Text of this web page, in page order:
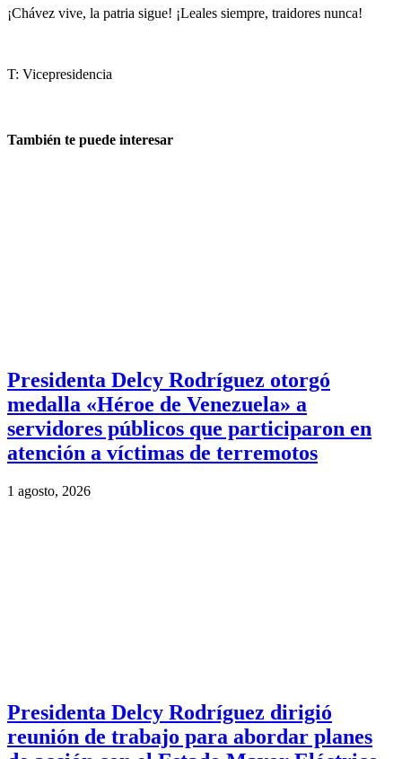
¡Chávez vive, la patria sigue! ¡Leales siempre, traidores nunca!
T: Vicepresidencia
También te puede interesar
Presidenta Delcy Rodríguez otorgó
medalla «Héroe de Venezuela» a
servidores públicos que participaron en
atención a víctimas de terremotos
1 agosto, 2026
Presidenta Delcy Rodríguez dirigió
reunión de trabajo para abordar planes